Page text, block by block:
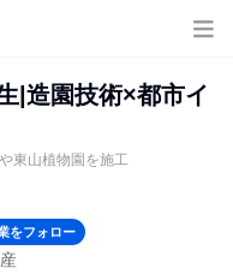
|造園技術×都市イ
東山植物園を施工
をフォロー